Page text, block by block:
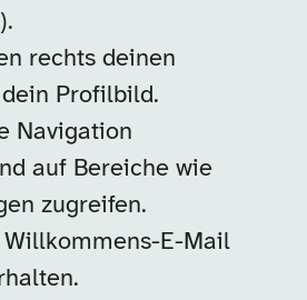
).
rechts deinen
Profilbild.
Navigation
auf Bereiche wie
zugreifen.
E-Mail